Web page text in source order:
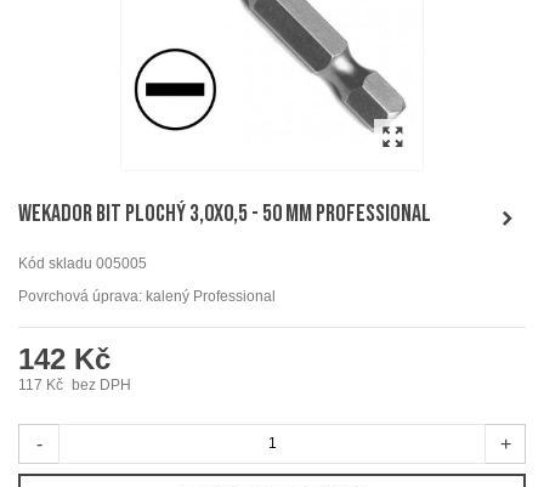
WEKADOR Bit plochý 3,0x0,5 - 50 mm Professional
Kód skladu 005005
Povrchová úprava: kalený Professional
142 Kč
117 Kč bez DPH
- +